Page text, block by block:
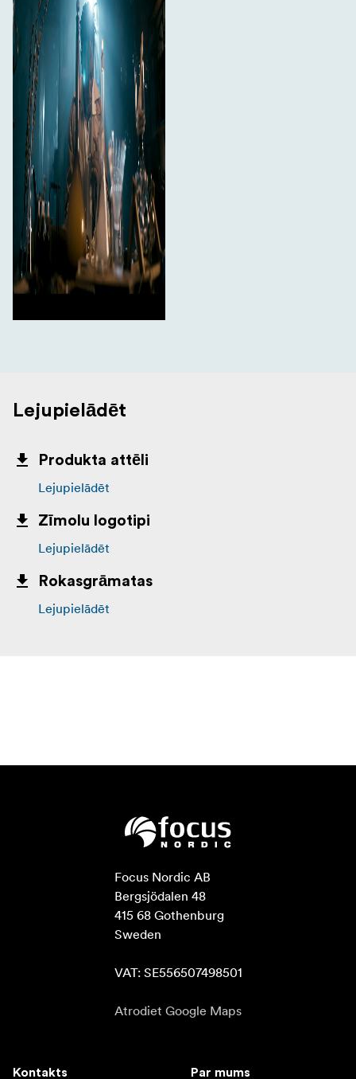
Lejupielādēt
Produkta attēli
Lejupielādēt
Zīmolu logotipi
Lejupielādēt
Rokasgrāmatas
Lejupielādēt
Focus Nordic AB
Bergsjödalen 48
415 68 Gothenburg
Sweden
VAT: SE556507498501
Atrodiet Google Maps
Kontakts Par mums